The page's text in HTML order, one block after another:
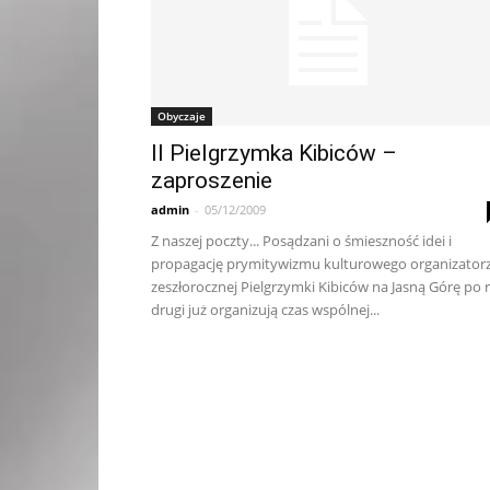
Obyczaje
II Pielgrzymka Kibiców –
zaproszenie
admin - 05/12/2009
Z naszej poczty... Posądzani o śmieszność idei i
propagację prymitywizmu kulturowego
zeszłorocznej Pielgrzymki Kibiców na Jasną Górę po
drugi już organizują czas wspólnej...